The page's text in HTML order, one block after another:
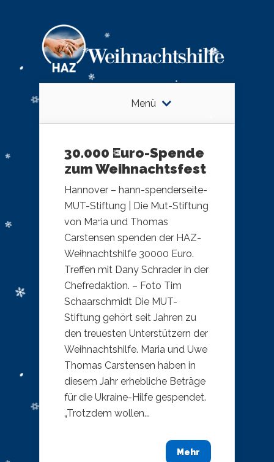
Menü
30.000 Euro-Spende
zum Weihnachtsfest
Hannover – hann-spenderseite-
MUT-Stiftung | Die Mut-Stiftung
von Maria und Thomas
Carstensen spenden der HAZ-
Weihnachtshilfe 30000 Euro.
Treffen mit Dany Schrader in der
Chefredaktion. – Foto Tim
Schaarschmidt Die MUT-
Stiftung gehört seit Jahren zu
den treuesten Unterstützern der
Weihnachtshilfe. Maria und Uwe
Thomas Carstensen haben in
diesem Jahr erhebliche Beträge
für die Ukraine-Hilfe gespendet.
„Trotzdem wollen...
Mehr